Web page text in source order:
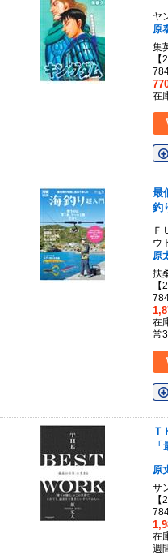
ヤ
原
集
在
最
釣
Ｆ
ウ
原
扶
在
常
原
サ
在
週